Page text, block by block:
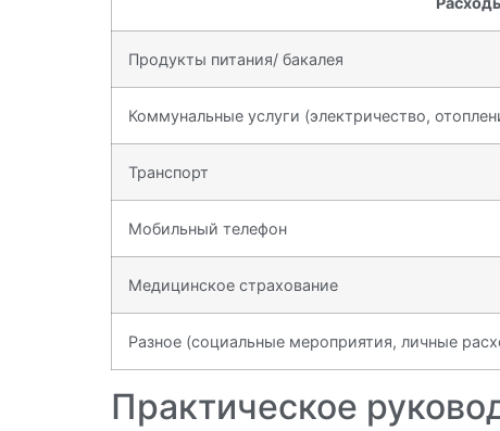
Продукты питания/ бакалея
Коммунальные услуги (электричество,
Транспорт
Мобильный телефон
Медицинское страхование
Разное (социальные мероприятия, личные
Практическое